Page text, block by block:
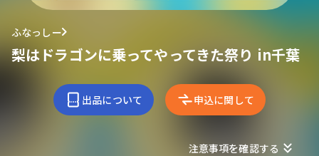
ふなっしー
梨はドラゴンに乗ってやってきた祭り in千葉
出品について 申込に関して
注意事項を確認する